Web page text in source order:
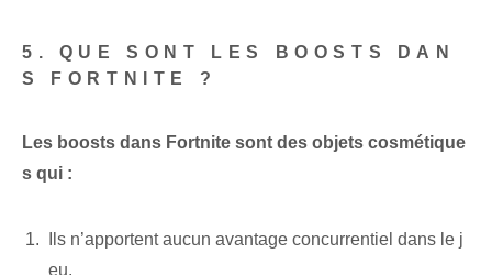
5. QUE SONT LES BOOSTS DAN
S FORTNITE ?
Les boosts dans Fortnite sont des objets cosmétique
s qui :
Ils n’apportent aucun avantage concurrentiel dans le j
eu.